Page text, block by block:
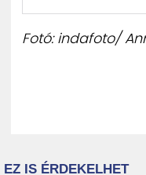
Fotó: indafoto/